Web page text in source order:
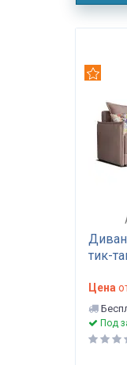
тик-
Цена
Под